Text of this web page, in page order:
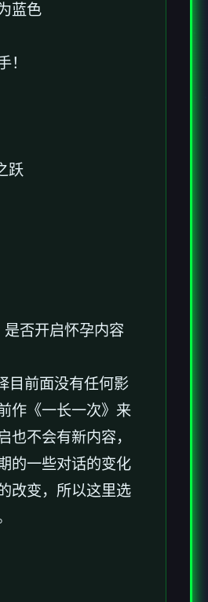
蓝色
！
跃
是否开启怀孕内容
目前面没有任何影
作《一长一次》来
也不会有新内容，
的一些对话的变化
改变，所以这里选